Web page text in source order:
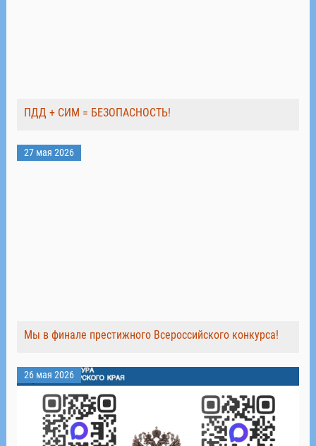
ПДД + СИМ = БЕЗОПАСНОСТЬ!
27 мая 2026
Мы в финале престижного Всероссийского конкурса!
26 мая 2026